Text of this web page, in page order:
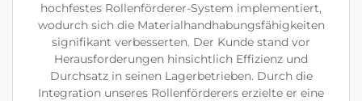
hochfestes Rollenförderer-System implementiert,
wodurch sich die Materialhandhabungsfähigkeiten
signifikant verbesserten. Der Kunde stand vor
Herausforderungen hinsichtlich Effizienz und
Durchsatz in seinen Lagerbetrieben. Durch die
Integration unseres Rollenförderers erzielte er eine